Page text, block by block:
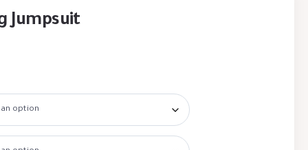
Jumpsuit